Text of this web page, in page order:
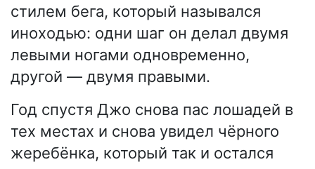
стилем бега, который назывался
иноходью: одни шаг он делал двумя
левыми ногами одновременно,
другой — двумя правыми.
Год спустя Джо снова пас лошадей в
тех местах и снова увидел чёрного
жеребёнка, который так и остался